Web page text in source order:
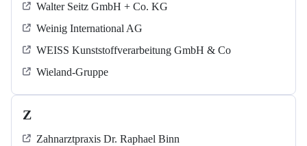
Walter Seitz GmbH + Co. KG
Weinig International AG
WEISS Kunststoffverarbeitung GmbH & Co
Wieland-Gruppe
Z
Zahnarztpraxis Dr. Raphael Binn